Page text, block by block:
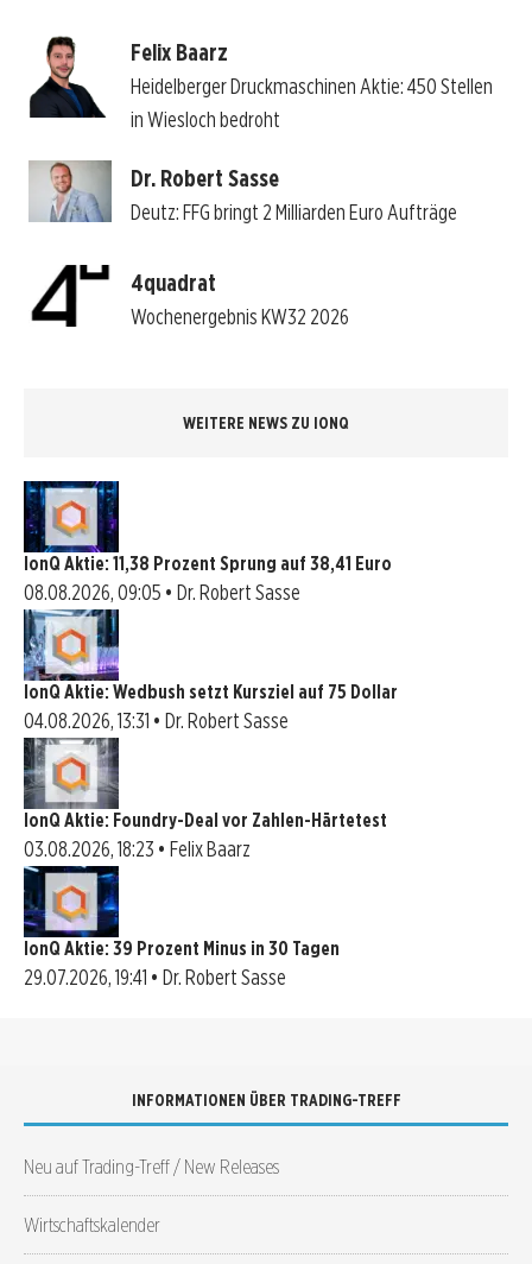
Felix Baarz
Heidelberger Druckmaschinen Aktie: 450 Stellen
in Wiesloch bedroht
Dr. Robert Sasse
Deutz: FFG bringt 2 Milliarden Euro Aufträge
4quadrat
Wochenergebnis KW32 2026
WEITERE NEWS ZU IONQ
IonQ Aktie: 11,38 Prozent Sprung auf 38,41 Euro
08.08.2026, 09:05 • Dr. Robert Sasse
IonQ Aktie: Wedbush setzt Kursziel auf 75 Dollar
04.08.2026, 13:31 • Dr. Robert Sasse
IonQ Aktie: Foundry-Deal vor Zahlen-Härtetest
03.08.2026, 18:23 • Felix Baarz
IonQ Aktie: 39 Prozent Minus in 30 Tagen
29.07.2026, 19:41 • Dr. Robert Sasse
INFORMATIONEN ÜBER TRADING-TREFF
Neu auf Trading-Treff / New Releases
Wirtschaftskalender